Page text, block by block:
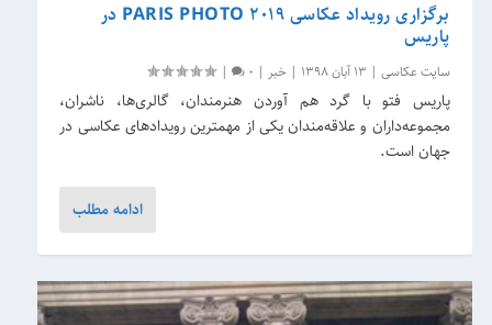
برگزاری رویداد عکاسی PARIS PHOTO 2019 در
پاریس
سایت عکاسی | 13 آبان 1398 | خبر |
0
|
پاریس فتو با گرد هم آوردن هنرمندان، گالری‌ها، ناشران،
مجموعه‌داران و علاقه‌مندان یکی از مهمترین رویدادهای عکاسی در
جهان است.
ادامه مطلب